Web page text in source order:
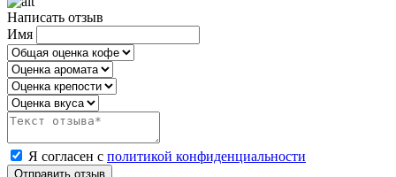
Написать отзыв
Имя
Я согласен с политикой конфиденциальности